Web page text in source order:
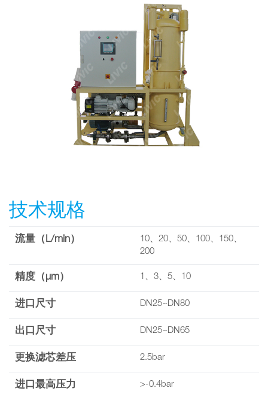
技术规格
流量（L/min）
10、20、50、100、150、
200
精度（µm） 1、3、5、10
进口尺寸 DN25~DN80
出口尺寸 DN25~DN65
更换滤芯差压 2.5bar
进口最高压力 >-0.4bar